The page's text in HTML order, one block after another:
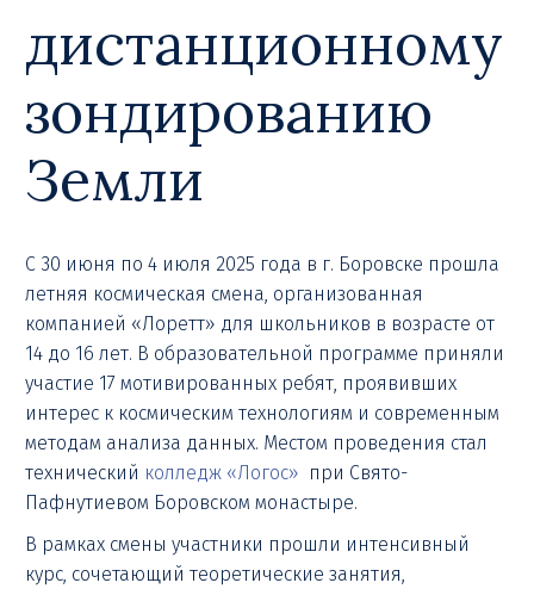
дистанционному
зондированию
Земли
С 30 июня по 4 июля 2025 года в г. Боровске прошла
летняя космическая смена, организованная
компанией «Лоретт» для школьников в возрасте от
14 до 16 лет. В образовательной программе приняли
участие 17 мотивированных ребят, проявивших
интерес к космическим технологиям и современным
методам анализа данных. Местом проведения стал
технический колледж «Логос» при Свято-
Пафнутиевом Боровском монастыре.
В рамках смены участники прошли интенсивный
курс, сочетающий теоретические занятия,